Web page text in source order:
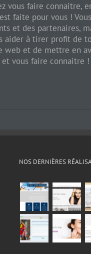
vous faire connaitre,
faite pour vous !
et des partenaires,
aider à tirer profit de
et de mettre en
vous faire connaitre
NOS DERNIÈRES